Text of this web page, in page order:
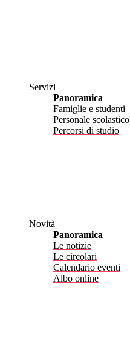
Servizi
Panoramica
Famiglie e studenti
Personale scolastico
Percorsi di studio
Novità
Panoramica
Le notizie
Le circolari
Calendario eventi
Albo online